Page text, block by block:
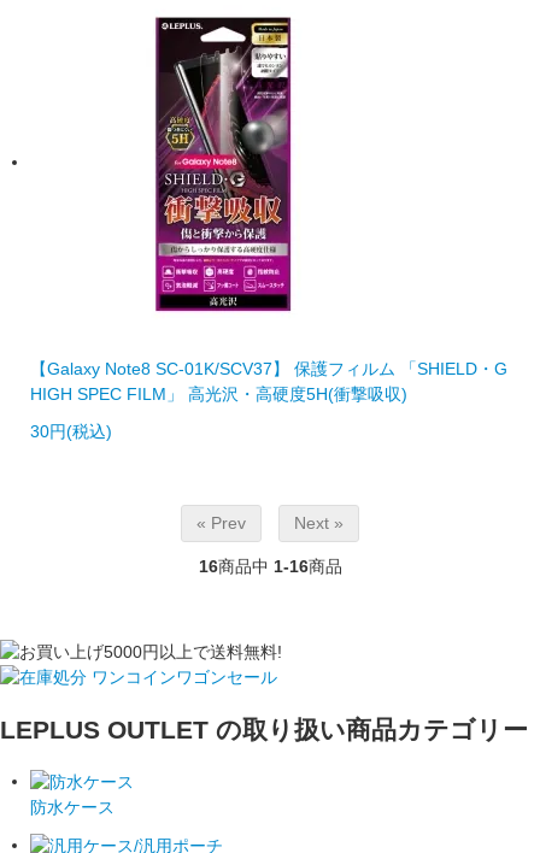
【Galaxy Note8 SC-01K/SCV37】 保護フィルム 「SHIELD・G
HIGH SPEC FILM」 高光沢・高硬度5H(衝撃吸収)
30円(税込)
« Prev Next »
16商品中 1-16商品
LEPLUS OUTLET の取り扱い商品カテゴリー
防水ケース